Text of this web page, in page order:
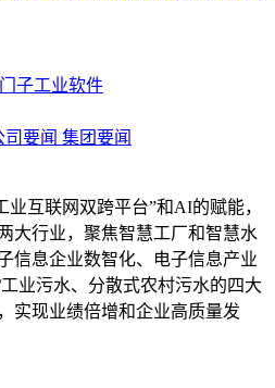
子工业软件
司要闻 集团要闻
业互联网双跨平台”和AI的赋能，
大行业，聚焦智慧工厂和智慧水
信息企业数智化、电子信息产业
业污水、分散式农村污水的四大
实现业绩倍增和企业高质量发